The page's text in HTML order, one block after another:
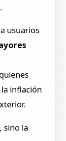
usuarios
inflación
sino la